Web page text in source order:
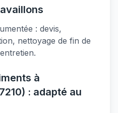
: devis,
nettoyage de fin de
à
: adapté au